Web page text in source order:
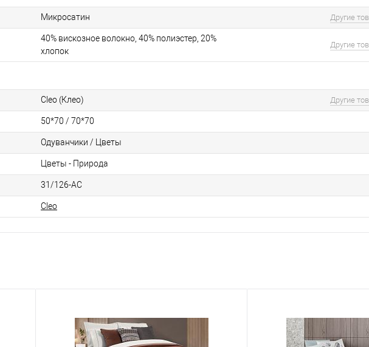
Микросатин Другие
40% вискозное волокно, 40% полиэстер, 20%
хлопок
Другие
Cleo (Клео) Другие
50*70 / 70*70
Одуванчики / Цветы
Цветы - Природа
31/126-AC
Cleo